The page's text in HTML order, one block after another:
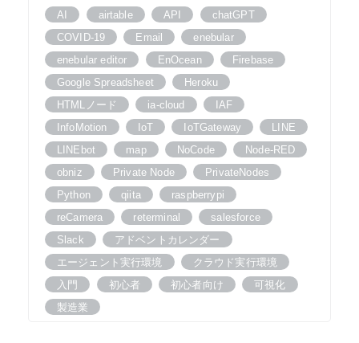
AI
airtable API
chatGPT
COVID-19
Email
enebular
enebular editor
EnOcean
Firebase
Google Spreadsheet
Heroku
HTMLノード
ia-cloud
IAF
InfoMotion
IoT IoTGateway
LINE
LINEbot
map NoCode
Node-RED
obniz
Private Node
PrivateNodes
Python
qiita
raspberrypi
reCamera
reterminal
salesforce
Slack
アドベントカレンダー
エージェント実行環境
クラウド実行環境
入門
初心者 初心者向け
可視化
製造業